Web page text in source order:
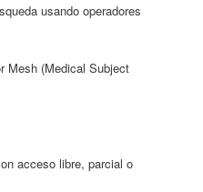
usando operadores
Mesh (Medical Subject
acceso libre, parcial o